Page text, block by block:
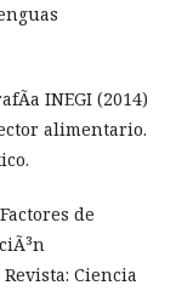
INEGI (2014)
alimentario.
de
Ciencia